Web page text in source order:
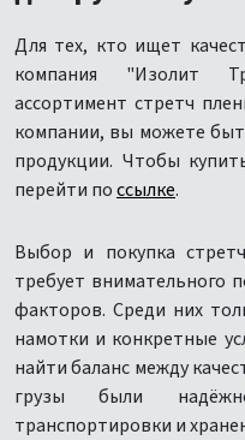
Для тех, кто ищет
компания "Изолит
ассортимент стретч
компании, вы можете
продукции. Чтобы
перейти поссылке.
Выбор и покупка
требует внимательного
факторов. Среди них
намотки и конкретные
найти баланс между
грузы были
транспортировки и